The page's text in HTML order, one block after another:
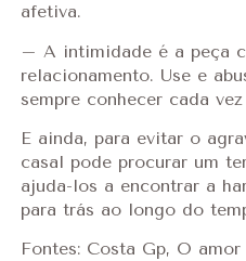
afetiva.
– A intimidade é a peça
relacionamento. Use e
sempre conhecer cada
E ainda, para evitar o
casal pode procurar um
ajuda-los a encontrar a
para trás ao longo do
Fontes: Costa Gp, O